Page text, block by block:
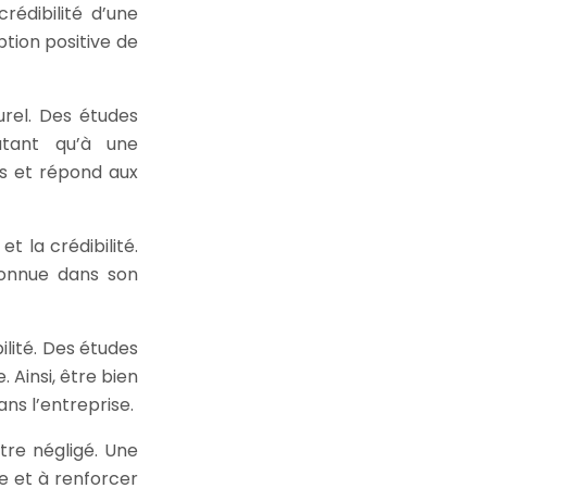
d’une
positive de
Des études
qu’à une
et répond aux
la crédibilité.
dans son
Des études
Ainsi, être bien
l’entreprise.
négligé. Une
et à renforcer